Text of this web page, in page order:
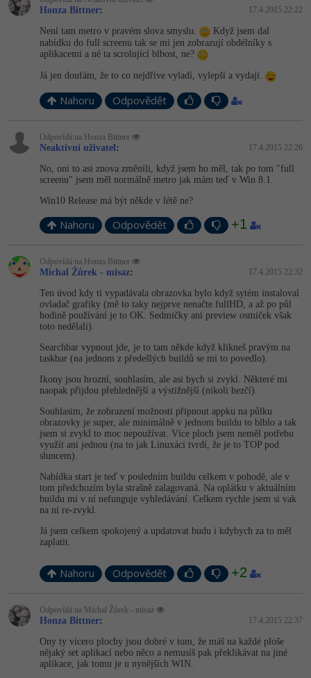
Honza Bittner: 17.4.2015 22:22
Není tam metro v pravém slova smyslu.
Když jsem dal
nabídku do full screenu tak se mi jen zobrazují obdélníky s
aplikacemi a né ta scrolující blbost, ne?
Já jen doufám, že to co nejdříve vyladí, vylepší a vydají.
Nahoru Odpovědět
Odpovídá na Honza Bittner
Neaktivní uživatel: 17.4.2015 22:26
No, oni to asi znova změnili, když jsem ho měl, tak po tom "full
screenu" jsem měl normálně metro jak mám teď v Win 8.1.
Win10 Release má být někde v létě ne?
Nahoru Odpovědět +1
Odpovídá na Honza Bittner
Michal Žůrek - misaz: 17.4.2015 22:32
Ten úvod kdy ti vypadávala obrazovka bylo když sytém instaloval
ovladač grafiky (mě to taky nejprve nenačte fullHD, a až po půl
hodině používání je to OK. Sedmičky ani preview osmiček však
toto nedělali).
Searchbar vypnout jde, je to tam někde když klikneš pravým na
taskbar (na jednom z předešlých buildů se mi to povedlo).
Ikony jsou hrozní, souhlasím, ale asi bych si zvykl. Některé mi
naopak přijdou přehlednější a výstižnější (nikoli hezčí).
Souhlasím, že zobrazení možnosti připnout appku na půlku
obrazovky je super, ale minimálně v jednom buildu to blblo a tak
jsem si zvykl to moc nepoužívat. Více ploch jsem neměl potřebu
využít ani jednou (na to jak Linuxáci tvrdí, že je to TOP pod
sluncem).
Nabídka start je teď v posledním buildu celkem v pohodě, ale v
tom předchozím byla strašně zalagovaná. Na oplátku v aktuálním
buildu mi v ní nefunguje vyhledávání. Celkem rychle jsem si vak
na ni re-zvykl.
Já jsem celkem spokojený a updatovat budu i kdybych za to měl
zaplatit.
Nahoru Odpovědět +2
Odpovídá na Michal Žůrek - misaz
Honza Bittner: 17.4.2015 22:37
Ony ty vícero plochy jsou dobré v tom, že máš na každé ploše
nějaký set aplikací nebo něco a nemusíš pak překlikávat na jiné
aplikace, jak tomu je u nynějších WIN.